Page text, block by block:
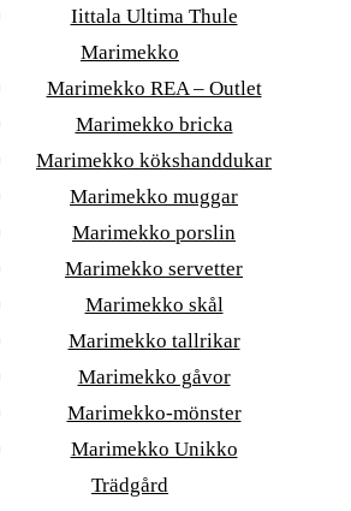
Iittala Ultima Thule
Marimekko
Marimekko REA – Outlet
Marimekko bricka
Marimekko kökshanddukar
Marimekko muggar
Marimekko porslin
Marimekko servetter
Marimekko skål
Marimekko tallrikar
Marimekko gåvor
Marimekko-mönster
Marimekko Unikko
Trädgård